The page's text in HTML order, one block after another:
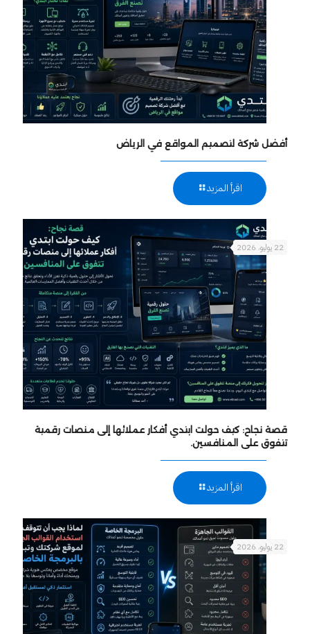
أفضل شركة لتصميم المواقع في الرياض
اقرأ المزيد
22 يوليو، 2026
قصة نجاح: كيف حولت ابتدي أفكار عملائها إلى منصات رقمية
تتفوق على المنافسين.
اقرأ المزيد
22 يوليو، 2026